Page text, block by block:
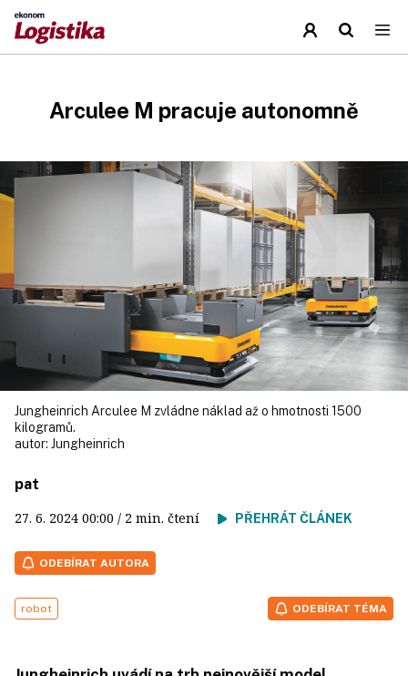
Arculee M pracuje autonomně
Jungheinrich Arculee M zvládne náklad až o hmotnosti 1500
kilogramů.
autor: Jungheinrich
pat
27. 6. 2024 00:00 / 2 min. čtení PŘEHRÁT ČLÁNEK
ODEBÍRAT AUTORA
robot ODEBÍRAT TÉMA